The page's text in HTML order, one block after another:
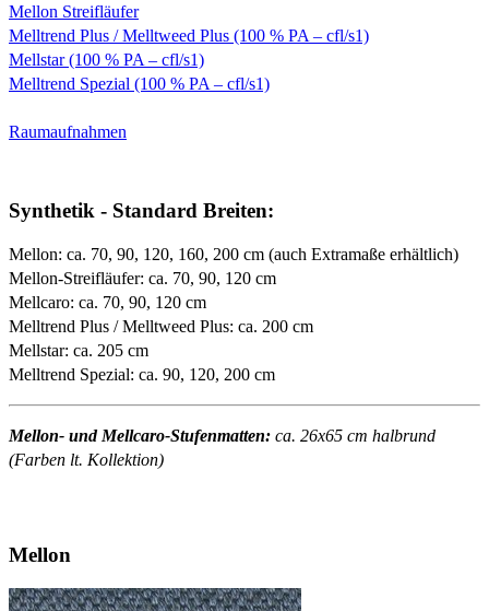
Mellon Streifläufer
Melltrend Plus / Melltweed Plus (100 % PA – cfl/s1)
Mellstar (100 % PA – cfl/s1)
Melltrend Spezial (100 % PA – cfl/s1)
Raumaufnahmen
Synthetik - Standard Breiten:
Mellon: ca. 70, 90, 120, 160, 200 cm (auch Extramaße erhältlich)
Mellon-Streifläufer: ca. 70, 90, 120 cm
Mellcaro: ca. 70, 90, 120 cm
Melltrend Plus / Melltweed Plus: ca. 200 cm
Mellstar: ca. 205 cm
Melltrend Spezial: ca. 90, 120, 200 cm
Mellon- und Mellcaro-Stufenmatten: ca. 26x65 cm halbrund
(Farben lt. Kollektion)
Mellon